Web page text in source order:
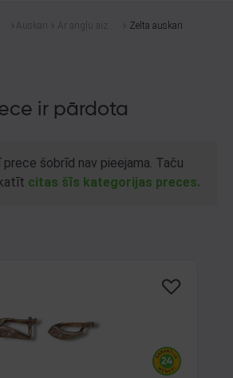
Auskari
Ar angļu aizda
Zelta auskari
ir pārdota
šobrīd nav pieejama. Taču
citas šīs kategorijas preces.